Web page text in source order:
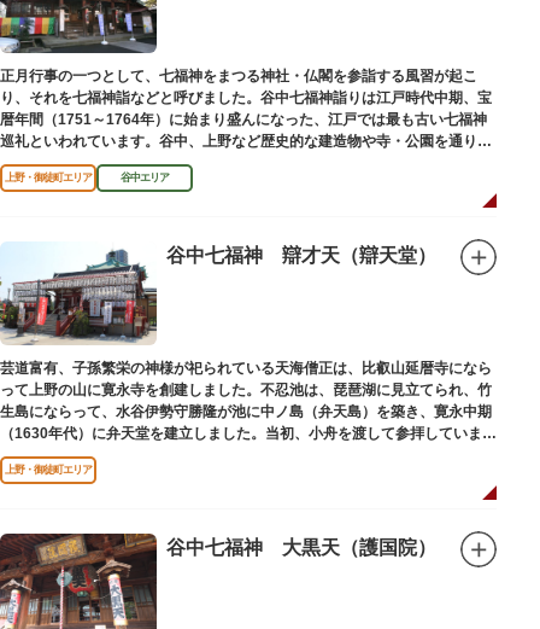
正月行事の一つとして、七福神をまつる神社・仏閣を参詣する風習が起こ
り、それを七福神詣などと呼びました。谷中七福神詣りは江戸時代中期、宝
暦年間（1751～1764年）に始まり盛んになった、江戸では最も古い七福神
巡礼といわれています。谷中、上野など歴史的な建造物や寺・公園を通りな
がら、ゆっくりと一日散策が楽しめるコースになっています。
上野・御徒町エリア 谷中エリア
谷中七福神 辯才天（辯天堂）
芸道富有、子孫繁栄の神様が祀られている天海僧正は、比叡山延暦寺になら
って上野の山に寛永寺を創建しました。不忍池は、琵琶湖に見立てられ、竹
生島にならって、水谷伊勢守勝隆が池に中ノ島（弁天島）を築き、寛永中期
（1630年代）に弁天堂を建立しました。当初、小舟を渡して参拝していまし
たが、後に橋が架けられました。
上野・御徒町エリア
谷中七福神 大黒天（護国院）